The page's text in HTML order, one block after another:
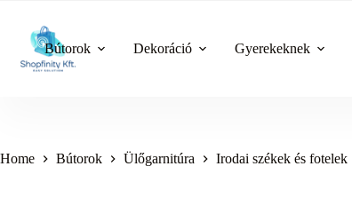
content
Bútorok Dekoráció Gyerekeknek
Home Bútorok Ülőgarnitúra Irodai székek és fotelek